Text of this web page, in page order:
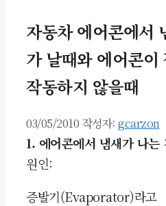
자동차 에어콘에서
가 날때와 에어콘이
작동하지 않을때
03/05/2010 작성자: gcarzon
1. 에어콘에서 냄새가 나는
원인:
증발기(Evaporator)라고